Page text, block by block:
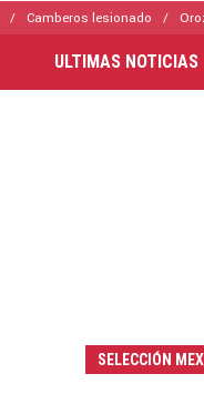
Camberos lesionado
ULTIMAS NOTICIAS
SELECCIÓN